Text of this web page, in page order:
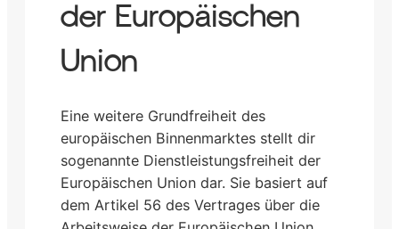
der Europäischen
Union
Eine weitere Grundfreiheit des
europäischen Binnenmarktes stellt dir
sogenannte Dienstleistungsfreiheit der
Europäischen Union dar. Sie basiert auf
dem Artikel 56 des Vertrages über die